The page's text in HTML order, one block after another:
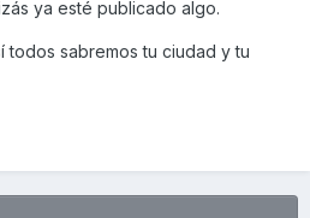
ya esté publicado algo.
todos sabremos tu ciudad y tu